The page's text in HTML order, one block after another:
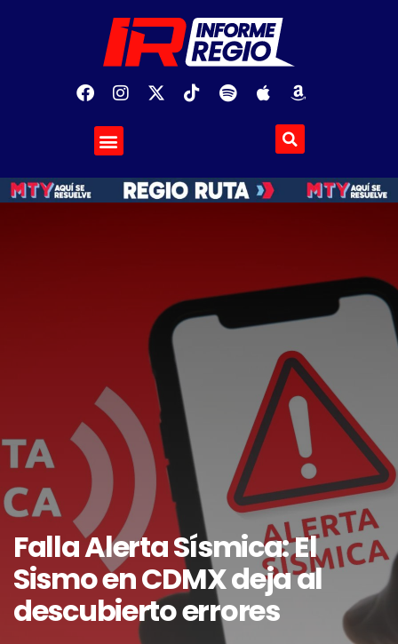
Falla Alerta Sísmica: El
Sismo en CDMX deja al
descubierto errores